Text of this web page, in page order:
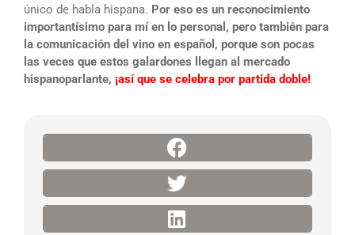
único de habla hispana. Por eso es un reconocimiento
importantísimo para mí en lo personal, pero también para
la comunicación del vino en español, porque son pocas
las veces que estos galardones llegan al mercado
hispanoparlante, ¡así que se celebra por partida doble!